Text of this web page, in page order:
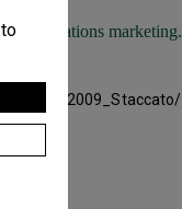
organisations marketing.
26/13S2009_Staccato/